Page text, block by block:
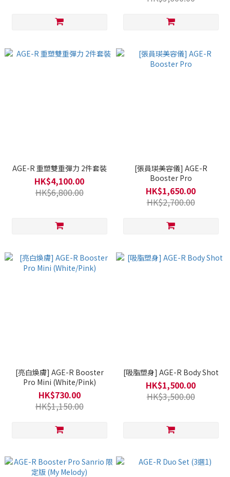
AGE-R 重塑雙重彈力 2件套裝
HK$4,100.00
HK$6,800.00
[張員瑛美容儀] AGE-R
Booster Pro
HK$1,650.00
HK$2,700.00
[亮白煥膚] AGE-R Booster
Pro Mini (White/Pink)
HK$730.00
HK$1,150.00
[吸脂塑身] AGE-R Body Shot
HK$1,500.00
HK$3,500.00